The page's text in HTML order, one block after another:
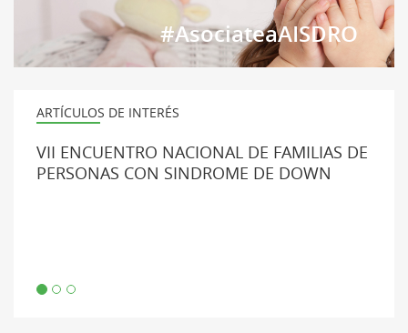
#AsociateaAISDRO
ARTÍCULOS DE INTERÉS
VII ENCUENTRO NACIONAL DE FAMILIAS DE
PERSONAS CON SINDROME DE DOWN